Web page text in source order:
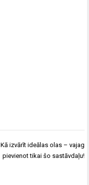
Kā izvārīt ideālas olas – vajag
pievienot tikai šo sastāvdaļu!